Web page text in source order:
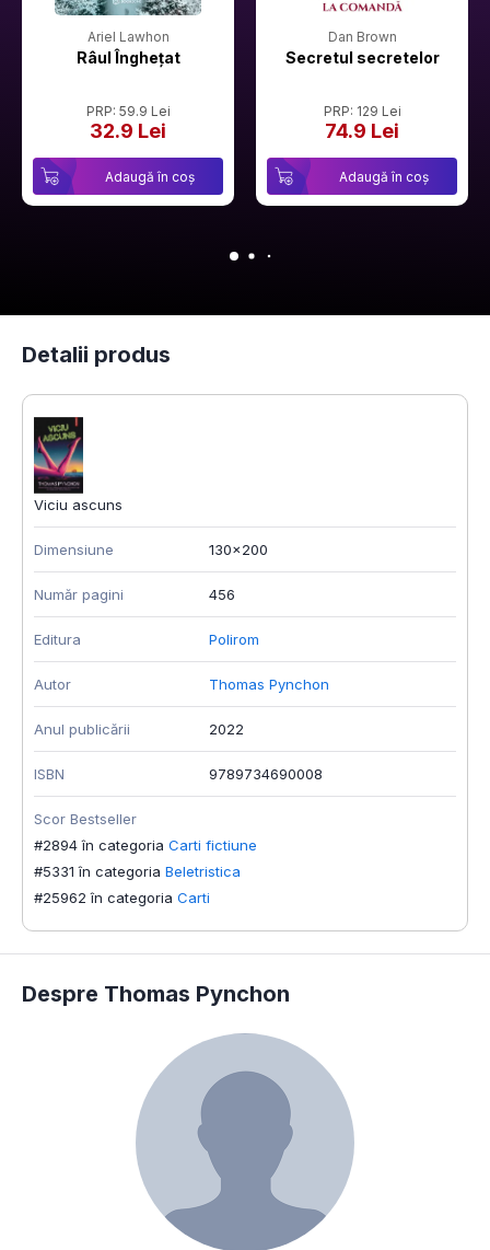
Ariel Lawhon
Râul Înghețat
PRP: 59.9 Lei
32.9 Lei
Adaugă în coș
Dan Brown
Secretul secretelor
PRP: 129 Lei
74.9 Lei
Adaugă în coș
Detalii produs
Viciu ascuns
Dimensiune 130x200
Număr pagini 456
Editura Polirom
Autor Thomas Pynchon
Anul publicării 2022
ISBN 9789734690008
Scor Bestseller
#2894 în categoria Carti fictiune
#5331 în categoria Beletristica
#25962 în categoria Carti
Despre Thomas Pynchon